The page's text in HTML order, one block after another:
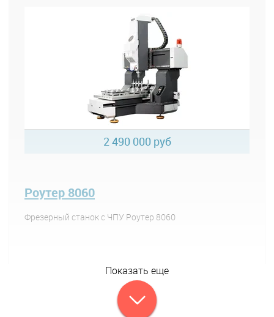
2 490 000 руб
Роутер 8060
Фрезерный станок с ЧПУ Роутер 8060
Показать еще